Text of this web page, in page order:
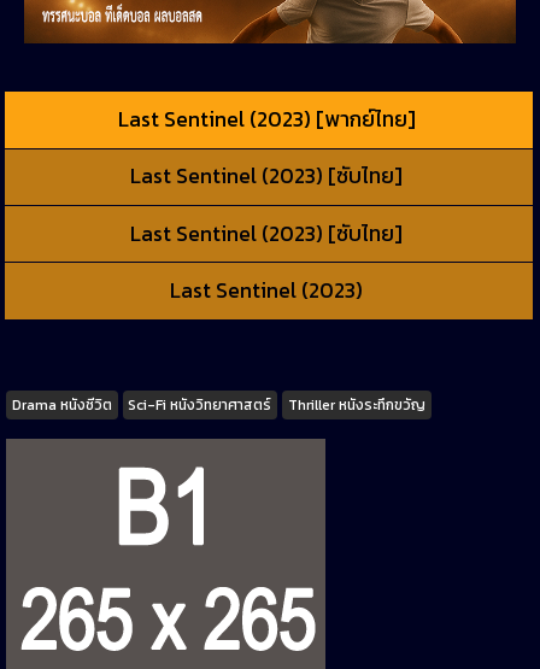
Last Sentinel (2023) [พากย์ไทย]
Last Sentinel (2023) [ซับไทย]
Last Sentinel (2023) [ซับไทย]
Last Sentinel (2023)
Tags
Drama หนังชีวิต Sci-Fi หนังวิทยาศาสตร์ Thriller หนังระทึกขวัญ